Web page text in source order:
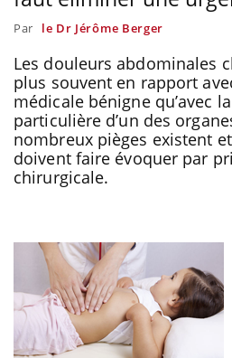
Par le Dr Jérôme Berger
Les douleurs abdominales
plus souvent en rapport
médicale bénigne qu’avec
particulière d’un des
nombreux pièges existent
doivent faire évoquer par
chirurgicale.